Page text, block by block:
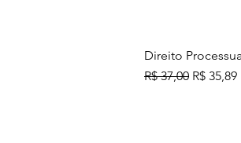
Direito
Preço normal
R$ 37,00 Preço
R$ 35,89